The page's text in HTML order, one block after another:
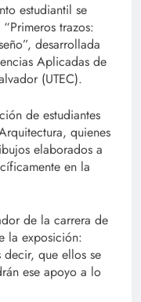
estudiantil se
trazos:
desarrollada
Aplicadas de
(UTEC).
de estudiantes
quienes
elaborados a
en la
de la carrera de
la exposición:
decir, que ellos se
ese apoyo a lo